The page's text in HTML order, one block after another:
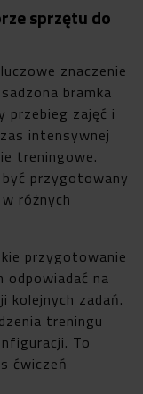
sprzętu do
znaczenie
bramka
przebieg zajęć i
intensywnej
treningowe.
przygotowany
różnych
przygotowanie
na
kolejnych zadań.
treningu
To
ćwiczeń